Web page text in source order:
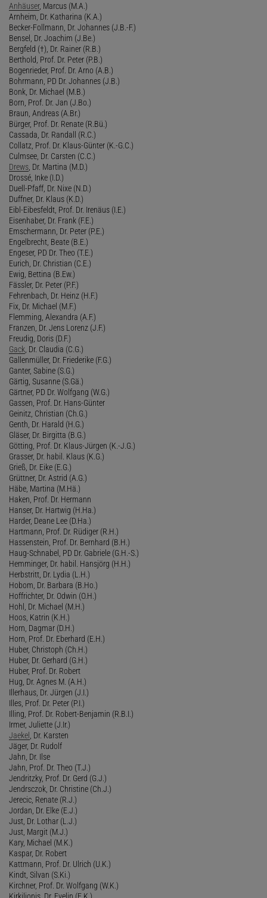
Anhäuser, Marcus (M.A.)
Arnheim, Dr. Katharina (K.A.)
Becker-Follmann, Dr. Johannes (J.B.-F.)
Bensel, Dr. Joachim (J.Be.)
Bergfeld (†), Dr. Rainer (R.B.)
Berthold, Prof. Dr. Peter (P.B.)
Bogenrieder, Prof. Dr. Arno (A.B.)
Bohrmann, PD Dr. Johannes (J.B.)
Bonk, Dr. Michael (M.B.)
Born, Prof. Dr. Jan (J.Bo.)
Braun, Andreas (A.Br.)
Bürger, Prof. Dr. Renate (R.Bü.)
Cassada, Dr. Randall (R.C.)
Collatz, Prof. Dr. Klaus-Günter (K.-G.C.)
Culmsee, Dr. Carsten (C.C.)
Drews , Dr. Martina (M.D.)
Drossé, Inke (I.D.)
Duell-Pfaff, Dr. Nixe (N.D.)
Duffner, Dr. Klaus (K.D.)
Eibl-Eibesfeldt, Prof. Dr. Irenäus (I.E.)
Eisenhaber, Dr. Frank (F.E.)
Emschermann, Dr. Peter (P.E.)
Engelbrecht, Beate (B.E.)
Engeser, PD Dr. Theo (T.E.)
Eurich, Dr. Christian (C.E.)
Ewig, Bettina (B.Ew.)
Fässler, Dr. Peter (P.F.)
Fehrenbach, Dr. Heinz (H.F.)
Fix, Dr. Michael (M.F.)
Flemming, Alexandra (A.F.)
Franzen, Dr. Jens Lorenz (J.F.)
Freudig, Doris (D.F.)
Gack , Dr. Claudia (C.G.)
Gallenmüller, Dr. Friederike (F.G.)
Ganter, Sabine (S.G.)
Gärtig, Susanne (S.Gä.)
Gärtner, PD Dr. Wolfgang (W.G.)
Gassen, Prof. Dr. Hans-Günter
Geinitz, Christian (Ch.G.)
Genth, Dr. Harald (H.G.)
Gläser, Dr. Birgitta (B.G.)
Götting, Prof. Dr. Klaus-Jürgen (K.-J.G.)
Grasser, Dr. habil. Klaus (K.G.)
Grieß, Dr. Eike (E.G.)
Grüttner, Dr. Astrid (A.G.)
Häbe, Martina (M.Hä.)
Haken, Prof. Dr. Hermann
Hanser, Dr. Hartwig (H.Ha.)
Harder, Deane Lee (D.Ha.)
Hartmann, Prof. Dr. Rüdiger (R.H.)
Hassenstein, Prof. Dr. Bernhard (B.H.)
Haug-Schnabel, PD Dr. Gabriele (G.H.-S.)
Hemminger, Dr. habil. Hansjörg (H.H.)
Herbstritt, Dr. Lydia (L.H.)
Hobom, Dr. Barbara (B.Ho.)
Hoffrichter, Dr. Odwin (O.H.)
Hohl, Dr. Michael (M.H.)
Hoos, Katrin (K.H.)
Horn, Dagmar (D.H.)
Horn, Prof. Dr. Eberhard (E.H.)
Huber, Christoph (Ch.H.)
Huber, Dr. Gerhard (G.H.)
Huber, Prof. Dr. Robert
Hug, Dr. Agnes M. (A.H.)
Illerhaus, Dr. Jürgen (J.I.)
Illes, Prof. Dr. Peter (P.I.)
Illing, Prof. Dr. Robert-Benjamin (R.B.I.)
Irmer, Juliette (J.Ir.)
Jaekel , Dr. Karsten
Jäger, Dr. Rudolf
Jahn, Dr. Ilse
Jahn, Prof. Dr. Theo (T.J.)
Jendritzky, Prof. Dr. Gerd (G.J.)
Jendrsczok, Dr. Christine (Ch.J.)
Jerecic, Renate (R.J.)
Jordan, Dr. Elke (E.J.)
Just, Dr. Lothar (L.J.)
Just, Margit (M.J.)
Kary, Michael (M.K.)
Kaspar, Dr. Robert
Kattmann, Prof. Dr. Ulrich (U.K.)
Kindt, Silvan (S.Ki.)
Kirchner, Prof. Dr. Wolfgang (W.K.)
Kirkilionis, Dr. Evelin (E.K.)